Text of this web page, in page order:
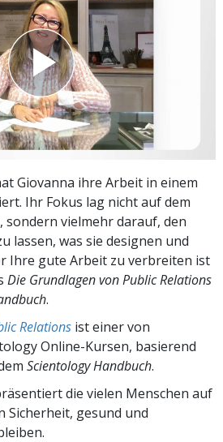
Giovanna ihre Arbeit in einem
Ihr Fokus lag nicht auf dem
sondern vielmehr darauf, den
lassen, was sie designen und
Ihre gute Arbeit zu verbreiten ist
Die Grundlagen von Public Relations
.
Relations ist einer von
Online-Kursen, basierend
Scientology Handbuch.
die vielen Menschen auf
Sicherheit, gesund und